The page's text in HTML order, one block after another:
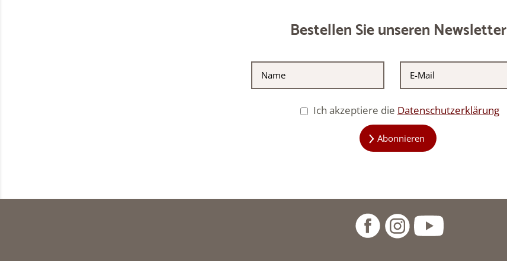
Bestellen Sie unseren Newsletter
Ich akzeptiere die Datenschutzerklärung
Abonnieren